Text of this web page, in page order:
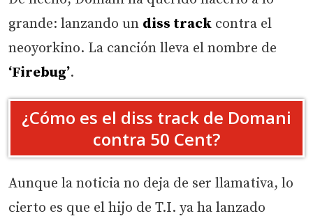
grande: lanzando un diss track contra el
neoyorkino. La canción lleva el nombre de
‘Firebug’.
¿Cómo es el diss track de Domani
contra 50 Cent?
Aunque la noticia no deja de ser llamativa, lo
cierto es que el hijo de T.I. ya ha lanzado